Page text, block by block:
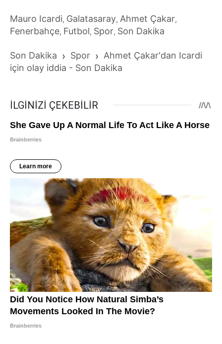
Mauro Icardi, Galatasaray, Ahmet Çakar,
Fenerbahçe, Futbol, Spor, Son Dakika
Son Dakika › Spor › Ahmet Çakar'dan Icardi
için olay iddia - Son Dakika